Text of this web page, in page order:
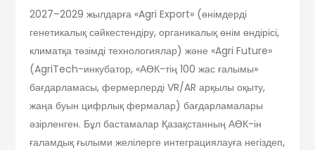
2027–2029 жылдарға «Agri Export» (өнімдерді
генетикалық сәйкестендіру, органикалық өнім өндірісі,
климатқа төзімді технологиялар) және «Agri Future»
(AgriTech-инкубатор, «АӨК-тің 100 жас ғалымы»
бағдарламасы, фермерлерді VR/AR арқылы оқыту,
жаңа буын цифрлық фермалар) бағдарламалары
әзірленген. Бұл бастамалар Қазақстанның АӨК-ін
ғаламдық ғылыми желілерге интеграциялауға негіздеп,